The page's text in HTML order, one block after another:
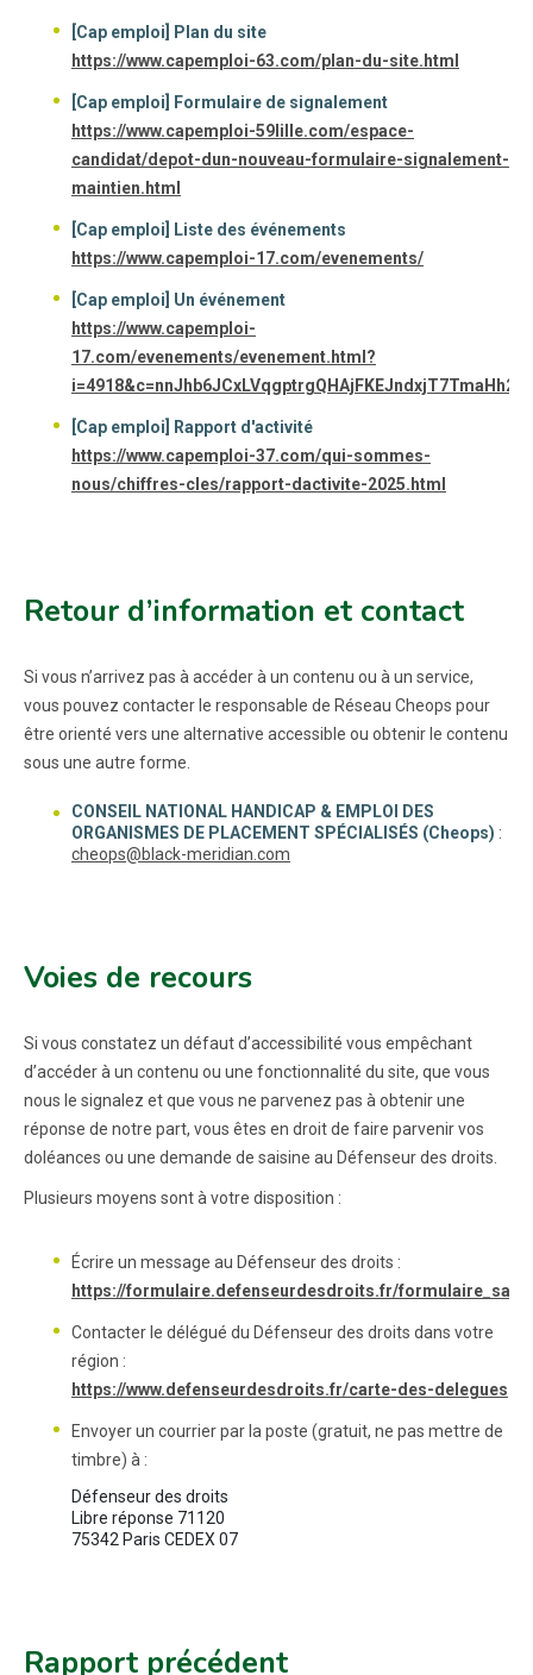
[Cap emploi] Plan du site
https://www.capemploi-63.com/plan-du-site.html
[Cap emploi] Formulaire de signalement
https://www.capemploi-59lille.com/espace-
candidat/depot-dun-nouveau-formulaire-signalement-
maintien.html
[Cap emploi] Liste des événements
https://www.capemploi-17.com/evenements/
[Cap emploi] Un événement
https://www.capemploi-
17.com/evenements/evenement.html?
[Cap emploi] Rapport d'activité
https://www.capemploi-37.com/qui-sommes-
nous/chiffres-cles/rapport-dactivite-2025.html
Retour d’information et contact
Si vous n’arrivez pas à accéder à un contenu ou à un service,
vous pouvez contacter le responsable de Réseau Cheops pour
être orienté vers une alternative accessible ou obtenir le contenu
sous une autre forme.
CONSEIL NATIONAL HANDICAP & EMPLOI DES
ORGANISMES DE PLACEMENT SPÉCIALISÉS (Cheops) :
cheops@black-meridian.com
Voies de recours
Si vous constatez un défaut d’accessibilité vous empêchant
d’accéder à un contenu ou une fonctionnalité du site, que vous
nous le signalez et que vous ne parvenez pas à obtenir une
réponse de notre part, vous êtes en droit de faire parvenir vos
doléances ou une demande de saisine au Défenseur des droits.
Plusieurs moyens sont à votre disposition :
Écrire un message au Défenseur des droits :
https://formulaire.defenseurdesdroits.fr/
Contacter le délégué du Défenseur des droits dans votre
région :
https://www.defenseurdesdroits.fr/carte-des-delegues
Envoyer un courrier par la poste (gratuit, ne pas mettre de
timbre) à :
Défenseur des droits
Libre réponse 71120
Rapport précédent